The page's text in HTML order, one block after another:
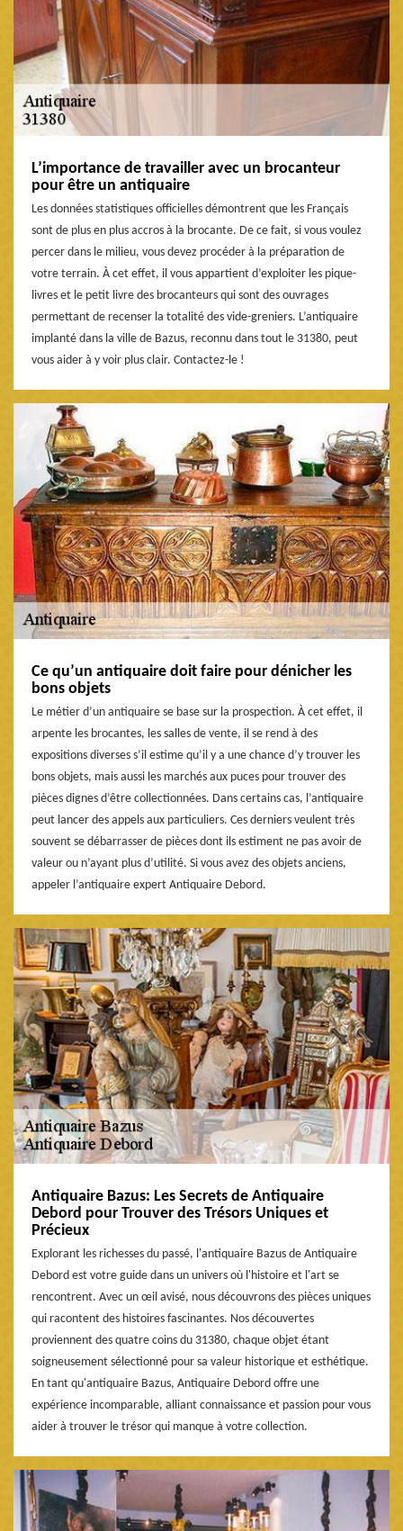
L’importance de travailler avec un brocanteur
pour être un antiquaire
Les données statistiques officielles démontrent que les Français
sont de plus en plus accros à la brocante. De ce fait, si vous voulez
percer dans le milieu, vous devez procéder à la préparation de
votre terrain. À cet effet, il vous appartient d’exploiter les pique-
livres et le petit livre des brocanteurs qui sont des ouvrages
permettant de recenser la totalité des vide-greniers. L’antiquaire
implanté dans la ville de Bazus, reconnu dans tout le 31380, peut
vous aider à y voir plus clair. Contactez-le !
Ce qu’un antiquaire doit faire pour dénicher les
bons objets
Le métier d’un antiquaire se base sur la prospection. À cet effet, il
arpente les brocantes, les salles de vente, il se rend à des
expositions diverses s’il estime qu’il y a une chance d’y trouver les
bons objets, mais aussi les marchés aux puces pour trouver des
pièces dignes d’être collectionnées. Dans certains cas, l’antiquaire
peut lancer des appels aux particuliers. Ces derniers veulent très
souvent se débarrasser de pièces dont ils estiment ne pas avoir de
valeur ou n’ayant plus d’utilité. Si vous avez des objets anciens,
appeler l’antiquaire expert Antiquaire Debord.
Antiquaire Bazus: Les Secrets de Antiquaire
Debord pour Trouver des Trésors Uniques et
Précieux
Explorant les richesses du passé, l'antiquaire Bazus de Antiquaire
Debord est votre guide dans un univers où l'histoire et l'art se
rencontrent. Avec un œil avisé, nous découvrons des pièces uniques
qui racontent des histoires fascinantes. Nos découvertes
proviennent des quatre coins du 31380, chaque objet étant
soigneusement sélectionné pour sa valeur historique et esthétique.
En tant qu'antiquaire Bazus, Antiquaire Debord offre une
expérience incomparable, alliant connaissance et passion pour vous
aider à trouver le trésor qui manque à votre collection.